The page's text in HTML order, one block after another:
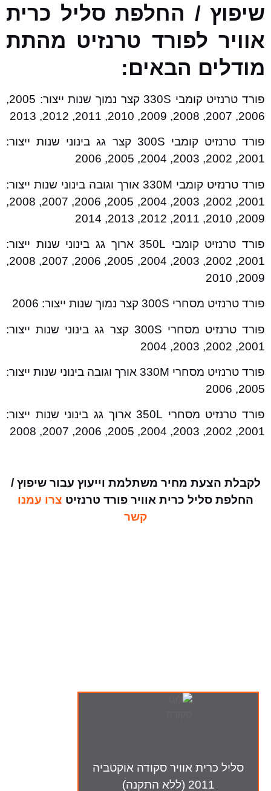
שיפוץ / החלפת סליל כרית
אוויר לפורד טרנזיט מהתת
מודלים הבאים:
פורד טרנזיט קומבי 330S קצר נמוך שנות ייצור: 2005,
2006, 2007, 2008, 2009, 2010, 2011, 2012, 2013
פורד טרנזיט קומבי 300S קצר גג בינוני שנות ייצור:
2001, 2002, 2003, 2004, 2005, 2006
פורד טרנזיט קומבי 330M אורך וגובה בינוני שנות ייצור:
2001, 2002, 2003, 2004, 2005, 2006, 2007, 2008,
2009, 2010, 2011, 2012, 2013, 2014
פורד טרנזיט קומבי 350L ארוך גג בינוני שנות ייצור:
2001, 2002, 2003, 2004, 2005, 2006, 2007, 2008,
2009, 2010
פורד טרנזיט מסחרי 300S קצר נמוך שנות ייצור: 2006
פורד טרנזיט מסחרי 300S קצר גג בינוני שנות ייצור:
2001, 2002, 2003, 2004
פורד טרנזיט מסחרי 330M אורך וגובה בינוני שנות ייצור:
2005, 2006
פורד טרנזיט מסחרי 350L ארוך גג בינוני שנות ייצור:
2001, 2002, 2003, 2004, 2005, 2006, 2007, 2008
לקבלת הצעת מחיר משתלמת וייעוץ עבור שיפוץ /
החלפת סליל כרית אוויר פורד טרנזיט צרו עמנו
קשר
סליל כרית אוויר סקודה אוקטביה
2011 (ללא התקנה)